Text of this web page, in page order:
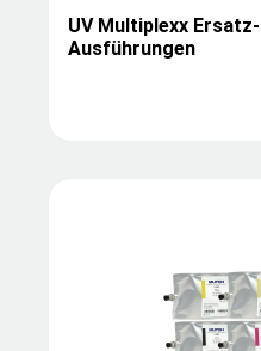
UV Multiplexx
Ausführungen